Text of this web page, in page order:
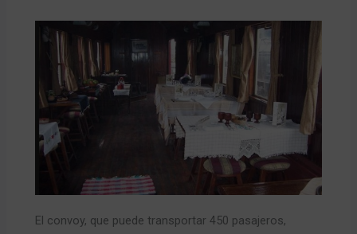
El convoy, que puede transportar 450 pasajeros,